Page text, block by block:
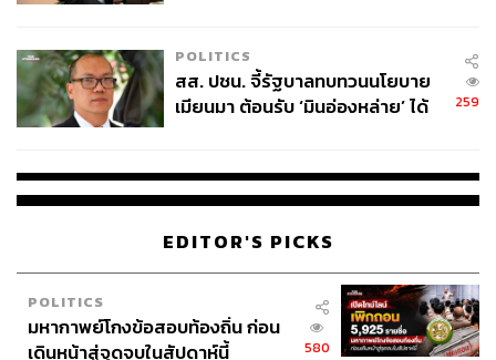
POLITICS
สส. ปชน. จี้รัฐบาลทบทวนนโยบาย
เมียนมา ต้อนรับ ‘มินอ่องหล่าย’ ได้
259
EDITOR'S PICKS
POLITICS
มหากาพย์โกงข้อสอบท้องถิ่น ก่อน
เดินหน้าสู่จุดจบในสัปดาห์นี้
580